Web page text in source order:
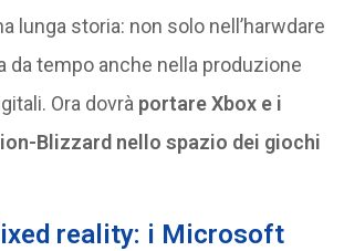
lunga storia: non solo nell’harwdare
da tempo anche nella produzione
Ora dovrà portare Xbox e i
Blizzard nello spazio dei giochi
reality: i Microsoft